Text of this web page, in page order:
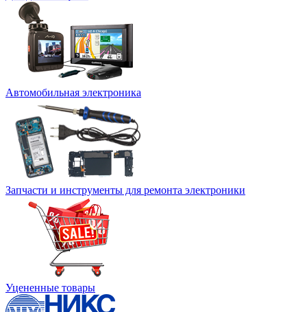
Автомобильная электроника
Запчасти и инструменты для ремонта электроники
Уцененные товары